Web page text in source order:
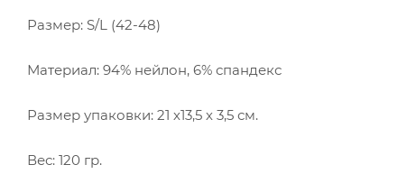
Размер: S/L (42-48)
Материал: 94% нейлон, 6% спандекс
Размер упаковки: 21 х13,5 х 3,5 см.
Вес: 120 гр.